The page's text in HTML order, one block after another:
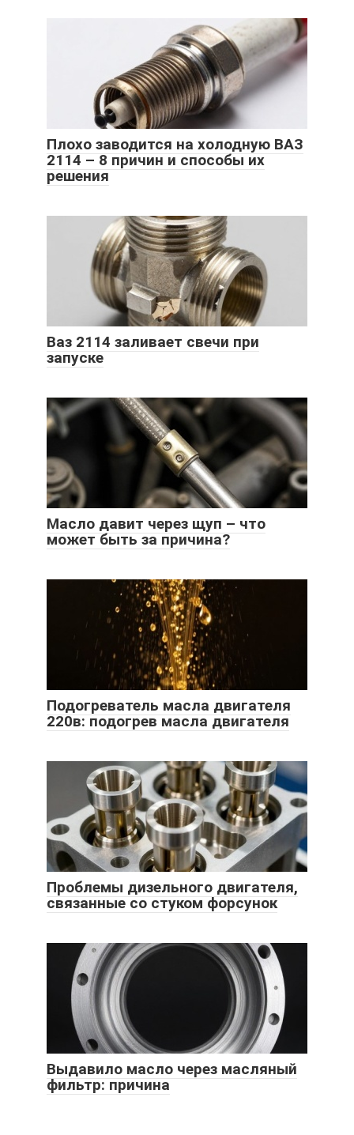
Плохо заводится на холодную ВАЗ
2114 – 8 причин и способы их
решения
Ваз 2114 заливает свечи при
запуске
Масло давит через щуп – что
может быть за причина?
Подогреватель масла двигателя
220в: подогрев масла двигателя
Проблемы дизельного двигателя,
связанные со стуком форсунок
Выдавило масло через масляный
фильтр: причина